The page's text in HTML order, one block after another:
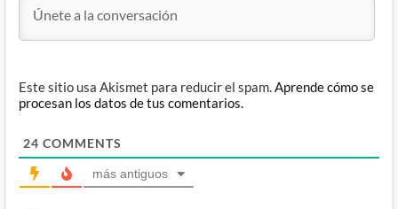
Este sitio usa Akismet para reducir el spam.Aprende cómo se
procesan los datos de tus comentarios.
24 COMMENTS
más antiguos